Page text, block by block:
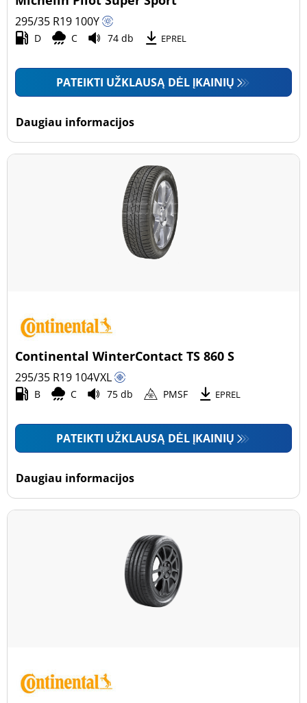
295/35 R19 100Y
D C 74 db EPREL
PATEIKTI UŽKLAUSĄ DĖL ĮKAINIŲ
Daugiau informacijos
Continental WinterContact TS 860 S
295/35 R19 104VXL
B C 75 db PMSF EPREL
PATEIKTI UŽKLAUSĄ DĖL ĮKAINIŲ
Daugiau informacijos